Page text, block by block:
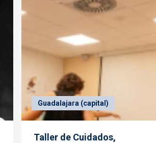
Guadalajara (capital)
Taller de Cuidados,